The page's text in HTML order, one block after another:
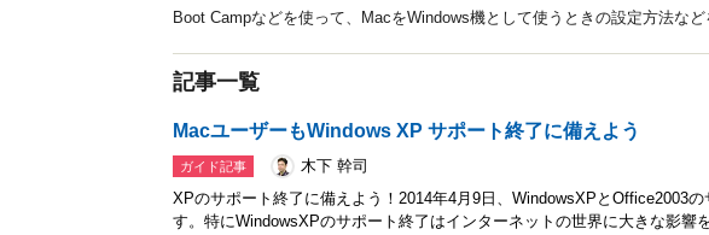
Boot Campなどを使って、MacをWindows機として使うときの設定方法など
記事一覧
MacユーザーもWindows XP サポート終了に備えよう
ガイド記事
木下 幹司
XPのサポート終了に備えよう！2014年4月9日、WindowsXPとOffice2003の
す。特にWindowsXPのサポート終了はインターネットの世界に大きな影響